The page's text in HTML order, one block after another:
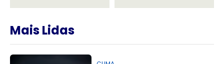
Mais Lidas